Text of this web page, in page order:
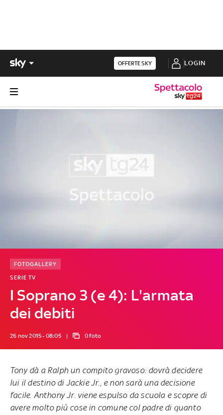
OFFERTE SKY LOGIN
I Soprano 3 (e 4): L'armata
dei debiti
SERIE TV
FOTOGALLERY
26 nov 2015 - 08:05 0 foto
Tony dà a Ralph un compito gravoso: dovrà decidere
lui il destino di Jackie Jr., e non sarà una decisione
facile. Anthony Jr. viene espulso da scuola e scopre di
avere molto più cose in comune col padre di quanto